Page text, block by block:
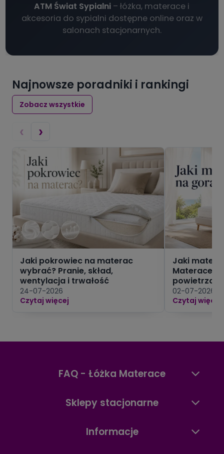
ATM Świat Sypialni – łóżka, materace i
akcesoria do sypialni dostępne online oraz w
salonach stacjonarnych.
Najnowsze poradniki i rankingi
Zobacz wszystkie
‹ ›
Jaki pokrowiec na materac
wybrać? Pranie, skład,
wentylacja i trwałość
24-07-2026
Czytaj więcej
Jaki
Materace z
powietrza
02-07-2026
Czytaj więcej
FAQ - Łóżka Materace
Sklepy stacjonarne
Informacje